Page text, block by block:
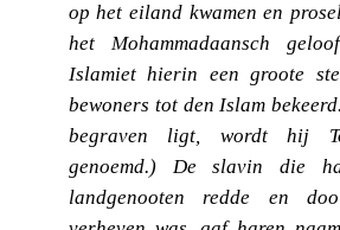
op het eiland kwamen en
het Mohammadaansch
Islamiet hierin een groote
bewoners tot den Islam
begraven ligt, wordt hij
genoemd.) De slavin die
landgenooten redde en